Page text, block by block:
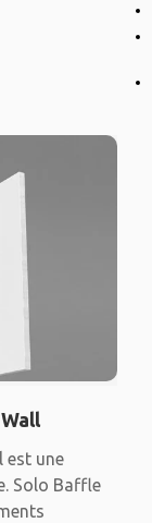
est une
Solo Baffle